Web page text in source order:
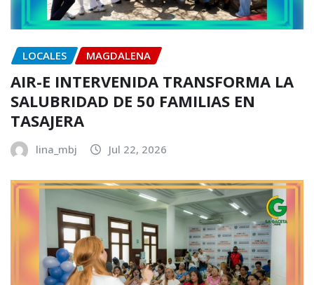
LOCALES MAGDALENA
AIR-E INTERVENIDA TRANSFORMA LA
SALUBRIDAD DE 50 FAMILIAS EN
TASAJERA
lina_mbj Jul 22, 2026